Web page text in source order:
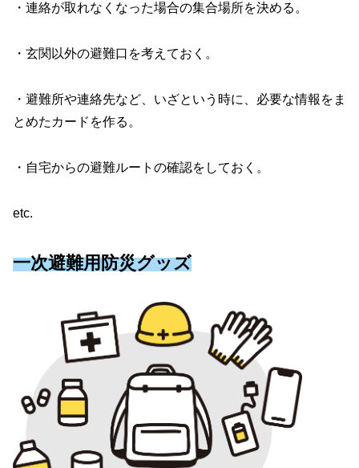
・連絡が取れなくなった場合の集合場所を決める。
・玄関以外の避難口を考えておく。
・避難所や連絡先など、いざという時に、必要な情報をま
とめたカードを作る。
・自宅からの避難ルートの確認をしておく。
etc.
一次避難用防災グッズ